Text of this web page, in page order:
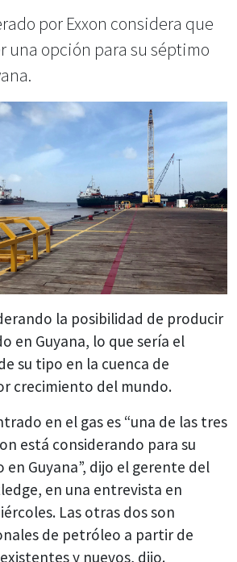
por Exxon considera que
una opción para su séptimo
la posibilidad de producir
en Guyana, lo que sería el
su tipo en la cuenca de
crecimiento del mundo.
en el gas es “una de las tres
está considerando para su
Guyana”, dijo el gerente del
en una entrevista en
Las otras dos son
de petróleo a partir de
y nuevos, dijo.